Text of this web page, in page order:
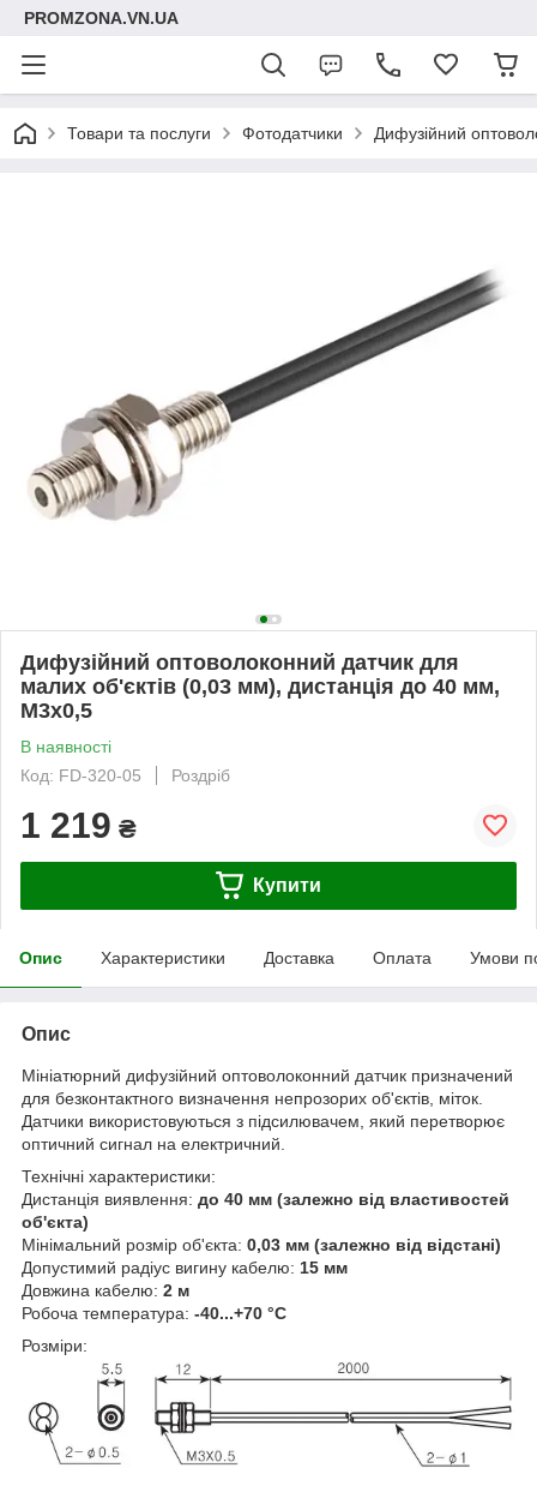
PROMZONA.VN.UA
Товари та послуги Фотодатчики Дифузійний
Дифузійний оптоволоконний датчик для
малих об'єктів (0,03 мм), дистанція до 40 мм,
М3х0,5
В наявності
Код: FD-320-05
Роздріб
1 219 ₴
Купити
Опис Характеристики Доставка Оплата Умови
Опис
Мініатюрний дифузійний оптоволоконний датчик призначений
для безконтактного визначення непрозорих об'єктів, міток.
Датчики використовуються з підсилювачем, який перетворює
оптичний сигнал на електричний.
Технічні характеристики:
Дистанція виявлення: до 40 мм (залежно від властивостей
об'єкта)
Мінімальний розмір об'єкта: 0,03 мм (залежно від відстані)
Допустимий радіус вигину кабелю: 15 мм
Довжина кабелю: 2 м
Робоча температура: -40...+70 °C
Розміри: